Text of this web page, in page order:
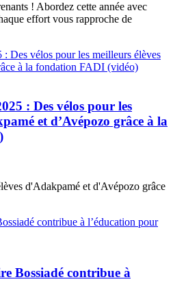
! Abordez cette année avec
effort vous rapproche de
: Des vélos pour les
et d’Avépozo grâce à la
d'Adakpamé et d'Avépozo grâce
Bossiadé contribue à